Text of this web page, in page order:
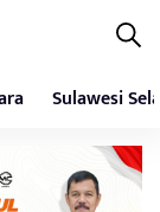
Sulawesi